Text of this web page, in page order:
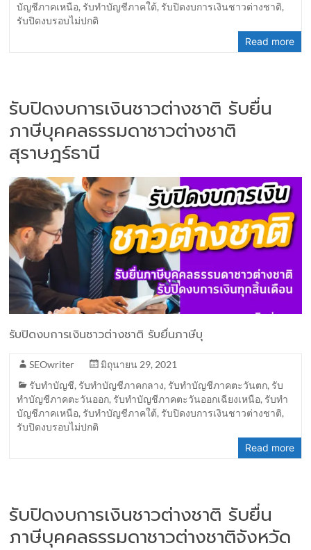
บัญชีภาคเหนือ, รับทำบัญชีภาคใต้, รับปิดงบการเงินชาวต่างชาติ,
รับปิดงบรอบไม่ปกติ
Read more
รับปิดงบการเงินชาวต่างชาติ รับยื่น
ภาษีบุคคลธรรมดาชาวต่างชาติ
สุราษฎร์ธานี
รับปิดงบการเงินชาวต่างชาติ รับยื่นภาษีบุ
SEOwriter
มิถุนายน 29, 2021
รับทำบัญชี, รับทำบัญชีภาคกลาง, รับทำบัญชีภาคตะวันตก, รับ
ทำบัญชีภาคตะวันออก, รับทำบัญชีภาคตะวันออกเฉียงเหนือ, รับทำ
บัญชีภาคเหนือ, รับทำบัญชีภาคใต้, รับปิดงบการเงินชาวต่างชาติ,
รับปิดงบรอบไม่ปกติ
Read more
รับปิดงบการเงินชาวต่างชาติ รับยื่น
ภาษีบุคคลธรรมดาชาวต่างชาติจังหวัด